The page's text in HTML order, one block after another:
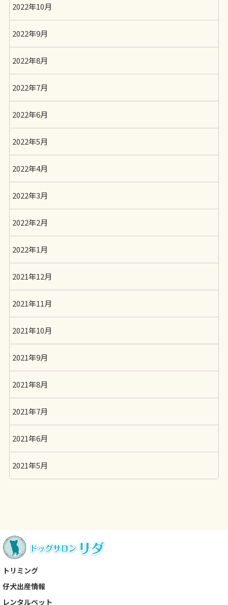
2022年10月
2022年9月
2022年8月
2022年7月
2022年6月
2022年5月
2022年4月
2022年3月
2022年2月
2022年1月
2021年12月
2021年11月
2021年10月
2021年9月
2021年8月
2021年7月
2021年6月
2021年5月
トリミング
仔犬出産情報
レンタルペット